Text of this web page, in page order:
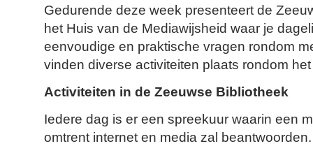
Gedurende deze week presenteert de
het Huis van de Mediawijsheid waar je
eenvoudige en praktische vragen rondom
vinden diverse activiteiten plaats rondom
Activiteiten in de Zeeuwse Bibliotheek
Iedere dag is er een spreekuur waarin een
omtrent internet en media zal